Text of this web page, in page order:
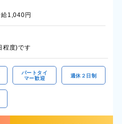
1,040円
程度)です
パートタイ
マー歓迎
週休２日制